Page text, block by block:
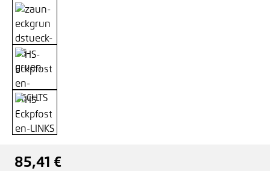
Regulärer Preis:
85,41 €